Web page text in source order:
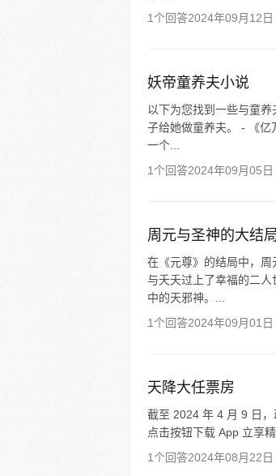
1个回答2024年09月12
妖帝童养夫小说
以下为您找到一些与童
子给她做童养夫。 - 《亿
一个...
1个回答2024年09月05
周元与圣神的大结
在《元尊》的结局中，
与夭夭过上了幸福的二人
中的天邪神。...
1个回答2024年09月01
天降大任票房
截至 2024 年 4 月 9 日，
点击按钮下载 App 立享精
1个回答2024年08月22日